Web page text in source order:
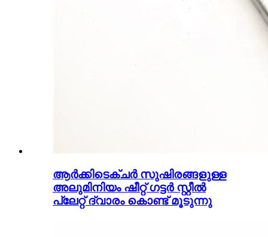
ആർക്കിടെക്ചർ സുഷിരങ്ങളുള്ള
അലുമിനിയം ഷീറ്റ് ഗട്ടർ സ്റ്റീൽ
പ്ലേറ്റ് ദ്വാരം കൊണ്ട് മൂടുന്നു